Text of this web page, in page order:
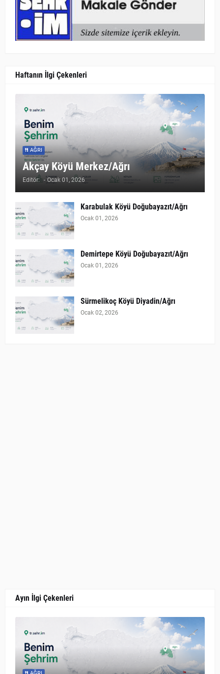
Haftanın İlgi Çekenleri
AĞRI
Akçay Köyü Merkez/Ağrı
Editör: - Ocak 01, 2026
Karabulak Köyü Doğubayazıt/Ağrı
Ocak 01, 2026
Demirtepe Köyü Doğubayazıt/Ağrı
Ocak 01, 2026
Sürmelikoç Köyü Diyadin/Ağrı
Ocak 02, 2026
Ayın İlgi Çekenleri